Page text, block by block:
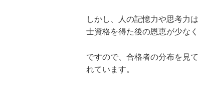
しかし、人の記憶力や思考力
士資格を得た後の恩恵が少なく
ですので、合格者の分布を見て
れています。